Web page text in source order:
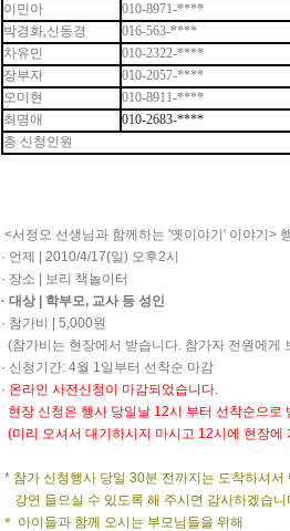
이민아
010-8971-****
박경화,신동경
016-563-****
차유민
010-2322-****
장부자
010-2057-****
오미현
010-8911-****
최명애
010-2683-****
총 신청인원
<서정오 선생님과 함께하는 '옛이야기' 이야기>
· 언제 | 2010/4/17(일) 오후2시
· 장소 | 보리 책놀이터
· 대상 | 학부모, 교사 등 성인
· 참가비 | 5,000원
(참가비는 현장에서 받습니다. 참가자 전원에게
· 신청기간: 4월 1일부터 선착순 마감
· 온라인 사전신청이 마감되었습니다.
현장 신청은 행사 당일날 12시 부터 선착순으로
(미리 오셔서 대기하시지 마시고 12시에 현장
* 참가 신청행사 당일 30분 전까지는 도착하셔서
강연 들으실 수 있도록 해 주시면 감사하겠습니
＊ 아이들과 함께 오시는 부모님들을 위해